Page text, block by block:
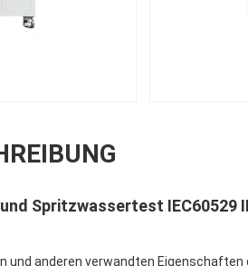
Spritzwassertest IEC60529
und anderen verwandten Eigenschaften